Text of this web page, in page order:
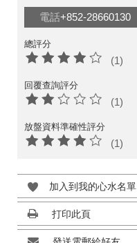
電話+852-28660130
總評分
(1)
回覆查詢評分
(1)
放盤資料準確性評分
(1)
加入到我的心水名單
打印此頁